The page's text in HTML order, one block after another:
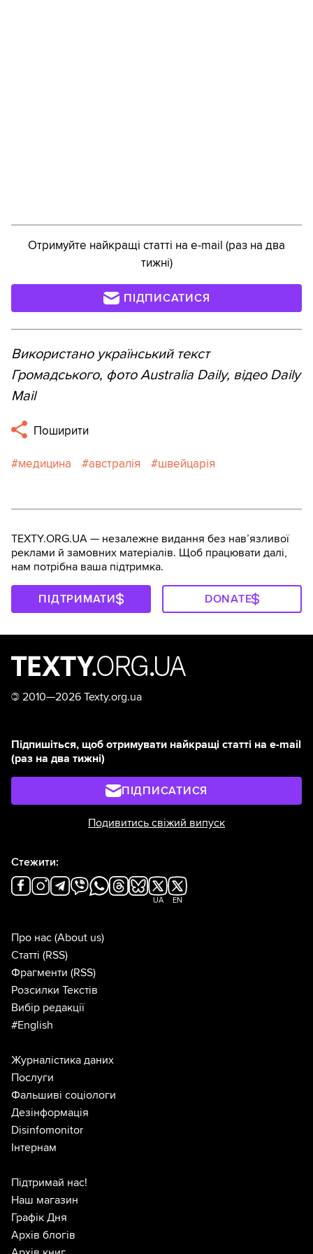
Отримуйте найкращі статті на e-mail (раз на два
тижні)
ПІДПИСАТИСЯ
Використано український текст
Громадського, фото Australia Daily, відео Daily
Mail
Поширити
медицина австралія швейцарія
TEXTY.ORG.UA — незалежне видання без навʼязливої
реклами й замовних матеріалів. Щоб працювати далі,
нам потрібна ваша підтримка.
ПІДТРИМАТИ DONATE
© 2010—2026 Texty.org.ua
Підпишіться, щоб отримувати найкращі статті на e-mail
(раз на два тижні)
ПІДПИСАТИСЯ
Подивитись свіжий випуск
Стежити:
UA EN
Про нас (About us)
Статті (RSS)
Фрагменти (RSS)
Розсилки Текстів
Вибір редакції
#English
Журналістика даних
Послуги
Фальшиві соціологи
Дезінформація
Disinfomonitor
Інтернам
Підтримай нас!
Наш магазин
Графік Дня
Архів блогів